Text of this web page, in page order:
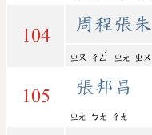
104
周程張朱
ㄓㄡ ㄔㄥ
ˊ
ㄓㄤ ㄓㄨ
105 張邦昌
ㄓㄤ ㄅㄤ ㄔㄤ